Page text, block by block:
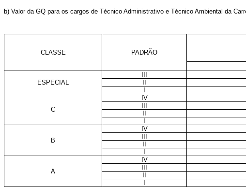
b) Valor da GQ para os cargos de Técnico Administrativo e Técnico Ambiental da
CLASSE PADRÃO
ESPECIAL
C
IV
B
IV
A
IV